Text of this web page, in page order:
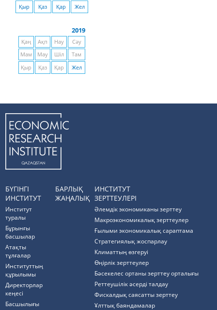
Қыр
Қаз Қар Жел
2019
Қаң Ақп Нау
Сәу
Мам
Мау Шіл
Там
Қыр
Қаз Қар Жел
БҮГІНГІ
ИНСТИТУТ
Институт
туралы
Бұрынғы
басшылар
Атақты
тұлғалар
Институттың
құрылымы
Директорлар
кеңесі
Басшылығы
БАРЛЫҚ
ЖАҢАЛЫҚ
ИНСТИТУТ
ЗЕРТТЕУЛЕРІ
Әлемдік экономиканы зерттеу
Макроэкономикалық зерттеулер
Ғылыми экономикалық сараптама
Стратегиялық жоспарлау
Климаттың өзгеруі
Өңірлік зерттеулер
Бәсекелес ортаны зерттеу орталығы
Реттеушілік әсерді талдау
Фискалдық саясатты зерттеу
Ұлттық баяндамалар